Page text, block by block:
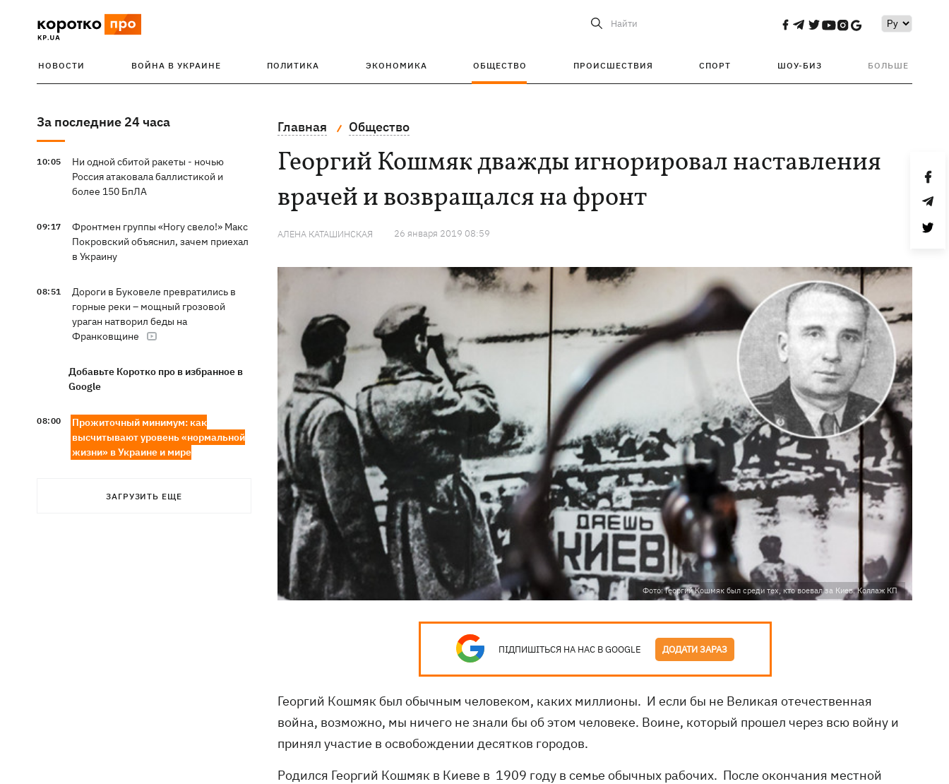
Найти
НОВОСТИ ВОЙНА В УКРАИНЕ ПОЛИТИКА ЭКОНОМИКА ОБЩЕСТВО ПРОИСШЕСТВИЯ СПОРТ ШОУ-БИЗ БОЛЬШЕ
За последние 24 часа
10:05
Ни одной сбитой ракеты - ночью
Россия атаковала баллистикой и
более 150 БпЛА
09:17
Фронтмен группы «Ногу свело!» Макс
Покровский объяснил, зачем приехал
в Украину
08:51
Дороги в Буковеле превратились в
горные реки – мощный грозовой
ураган натворил беды на
Франковщине
Добавьте Коротко про в избранное в
Google
08:00
Прожиточный минимум: как
высчитывают уровень «нормальной
жизни» в Украине и мире
драка, есть раненые, - соцсети
ЗАГРУЗИТЬ ЕЩЕ
Главная Общество
Георгий Кошмяк дважды игнорировал наставления
врачей и возвращался на фронт
АЛЕНА КАТАШИНСКАЯ 26 января 2019 08:59
Фото: Георгий Кошмяк был среди тех, кто воевал за Киев. Коллаж КП
ПІДПИШІТЬСЯ НА НАС В GOOGLE ДОДАТИ ЗАРАЗ
Георгий Кошмяк был обычным человеком, каких миллионы. И если бы не Великая отечественная
война, возможно, мы ничего не знали бы об этом человеке. Воине, который прошел через всю войну и
принял участие в освобождении десятков городов.
Родился Георгий Кошмяк в Киеве в 1909 году в семье обычных рабочих. После окончания местной